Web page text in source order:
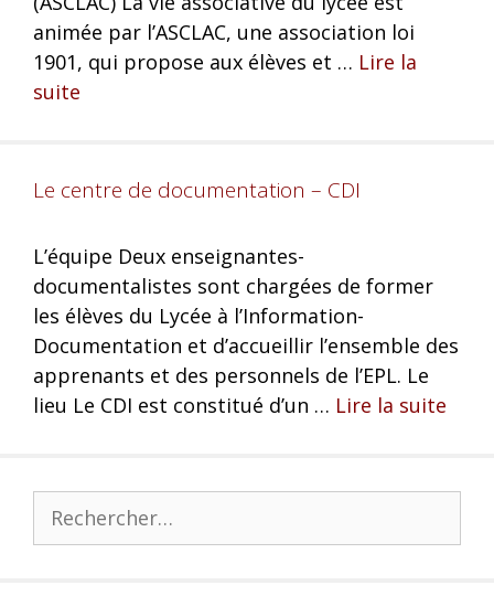
animée par l’ASCLAC, une association loi
1901, qui propose aux élèves et … Lire la
suite
Le centre de documentation – CDI
L’équipe Deux enseignantes-
documentalistes sont chargées de former
les élèves du Lycée à l’Information-
Documentation et d’accueillir l’ensemble des
apprenants et des personnels de l’EPL. Le
lieu Le CDI est constitué d’un … Lire la suite